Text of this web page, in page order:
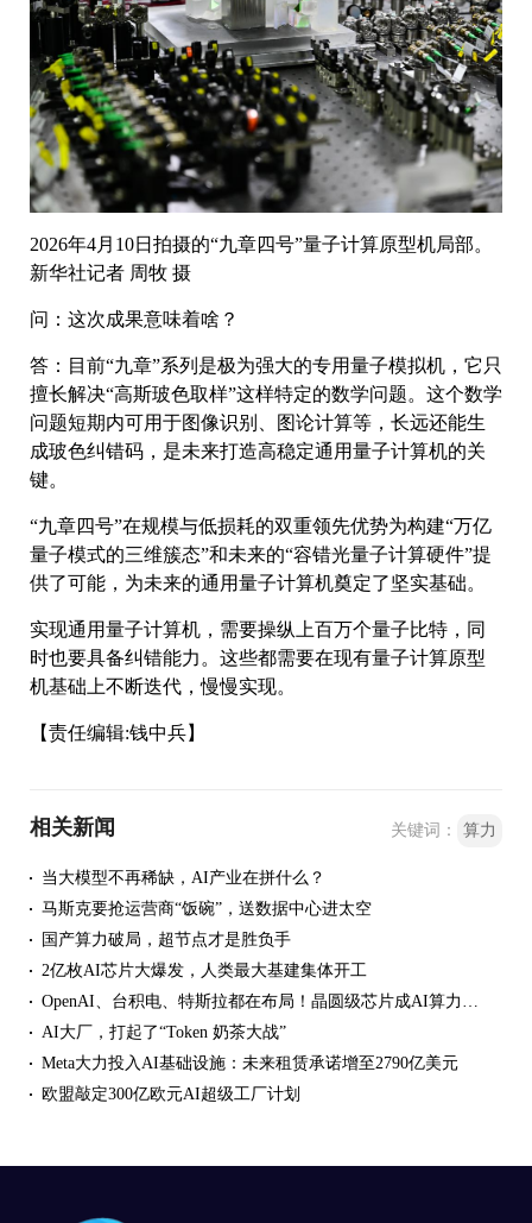
2026年4月10日拍摄的“九章四号”量子计算原型机局部。
新华社记者 周牧 摄
问：这次成果意味着啥？
答：目前“九章”系列是极为强大的专用量子模拟机，它只
擅长解决“高斯玻色取样”这样特定的数学问题。这个数学
问题短期内可用于图像识别、图论计算等，长远还能生
成玻色纠错码，是未来打造高稳定通用量子计算机的关
键。
“九章四号”在规模与低损耗的双重领先优势为构建“万亿
量子模式的三维簇态”和未来的“容错光量子计算硬件”提
供了可能，为未来的通用量子计算机奠定了坚实基础。
实现通用量子计算机，需要操纵上百万个量子比特，同
时也要具备纠错能力。这些都需要在现有量子计算原型
机基础上不断迭代，慢慢实现。
【责任编辑:钱中兵】
相关新闻 关键词： 算力
当大模型不再稀缺，AI产业在拼什么？
马斯克要抢运营商“饭碗”，送数据中心进太空
国产算力破局，超节点才是胜负手
2亿枚AI芯片大爆发，人类最大基建集体开工
AI大厂，打起了“Token 奶茶大战”
Meta大力投入AI基础设施：未来租赁承诺增至2790亿美元
欧盟敲定300亿欧元AI超级工厂计划